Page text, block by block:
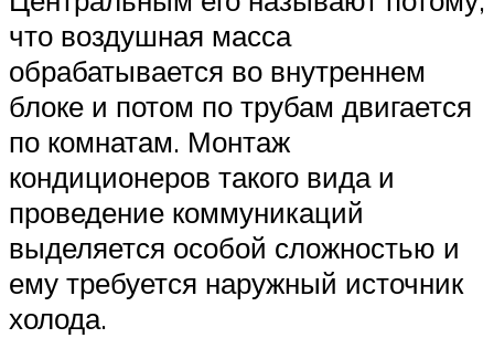
что воздушная масса
обрабатывается во внутреннем
блоке и потом по трубам двигается
по комнатам. Монтаж
кондиционеров такого вида и
проведение коммуникаций
выделяется особой сложностью и
ему требуется наружный источник
холода.